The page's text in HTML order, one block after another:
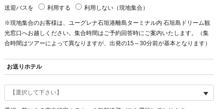
送迎バスを 利用する 利用しない（現地集合）
※現地集合のお客様は、ユーグレナ石垣港離島ターミナル内 石垣島ドリーム観
光窓口へお越しください。集合時間はご予約回答時にご案内いたします。（集
合時間はツアーによって異なりますが、出発の15～30分前が基本となります）
お送りホテル